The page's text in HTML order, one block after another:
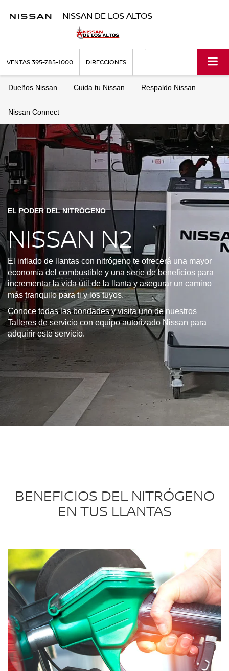
NISSAN DE LOS ALTOS
VENTAS395-785-1000 DIRECCIONES
Dueños Nissan Cuida tu Nissan Respaldo Nissan
Nissan Connect
EL PODER DEL NITRÓGENO
NISSAN N2
El inflado de llantas con nitrógeno te ofrecerá una mayor
economía del combustible y una serie de beneficios para
incrementar la vida útil de la llanta y asegurar un camino
más tranquilo para ti y los tuyos.
Conoce todas las bondades y visita uno de nuestros
Talleres de servicio con equipo autorizado Nissan para
adquirir este servicio.
BENEFICIOS DEL NITRÓGENO
EN TUS LLANTAS